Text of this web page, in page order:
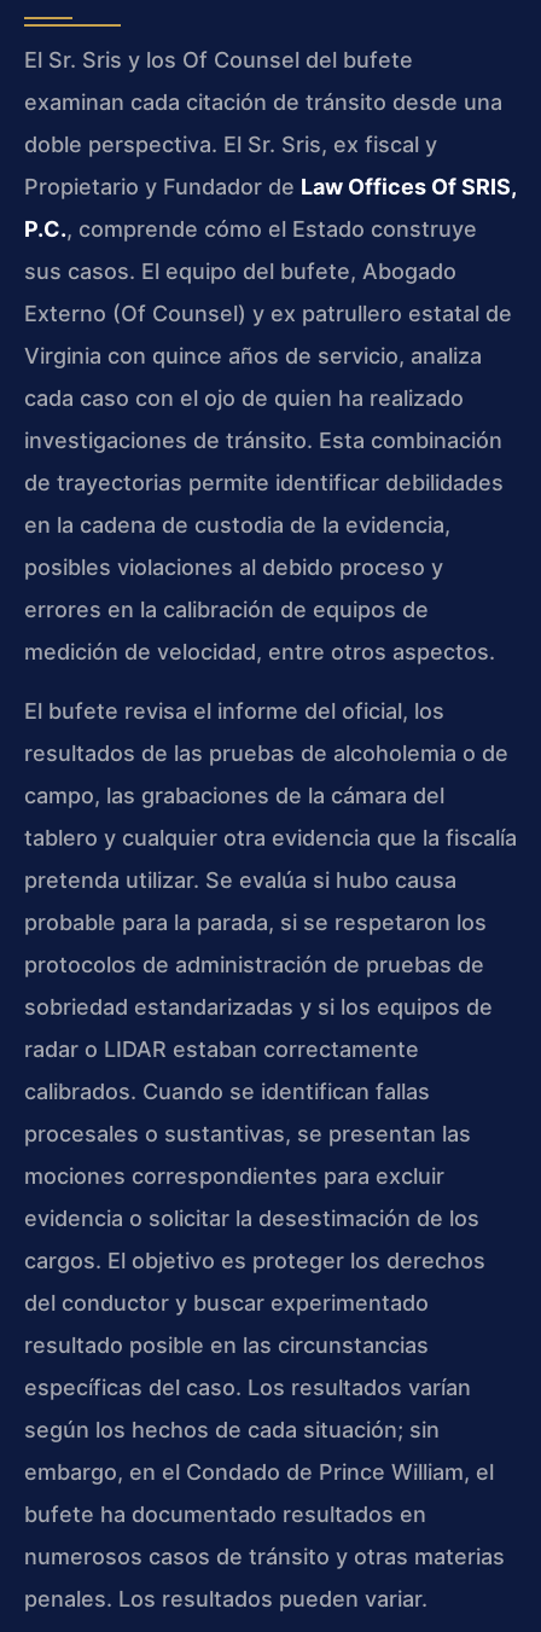
El Sr. Sris y los Of Counsel del bufete
examinan cada citación de tránsito desde una
doble perspectiva. El Sr. Sris, ex fiscal y
Propietario y Fundador de Law Offices Of SRIS,
P.C., comprende cómo el Estado construye
sus casos. El equipo del bufete, Abogado
Externo (Of Counsel) y ex patrullero estatal de
Virginia con quince años de servicio, analiza
cada caso con el ojo de quien ha realizado
investigaciones de tránsito. Esta combinación
de trayectorias permite identificar debilidades
en la cadena de custodia de la evidencia,
posibles violaciones al debido proceso y
errores en la calibración de equipos de
medición de velocidad, entre otros aspectos.
El bufete revisa el informe del oficial, los
resultados de las pruebas de alcoholemia o de
campo, las grabaciones de la cámara del
tablero y cualquier otra evidencia que la fiscalía
pretenda utilizar. Se evalúa si hubo causa
probable para la parada, si se respetaron los
protocolos de administración de pruebas de
sobriedad estandarizadas y si los equipos de
radar o LIDAR estaban correctamente
calibrados. Cuando se identifican fallas
procesales o sustantivas, se presentan las
mociones correspondientes para excluir
evidencia o solicitar la desestimación de los
cargos. El objetivo es proteger los derechos
del conductor y buscar experimentado
resultado posible en las circunstancias
específicas del caso. Los resultados varían
según los hechos de cada situación; sin
embargo, en el Condado de Prince William, el
bufete ha documentado resultados en
numerosos casos de tránsito y otras materias
penales. Los resultados pueden variar.